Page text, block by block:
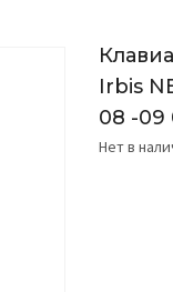
Irbis
08 -09
Нет в